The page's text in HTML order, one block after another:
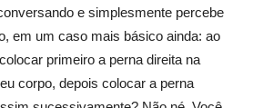
e simplesmente percebe
em um caso mais básico ainda: ao
primeiro a perna direita na
corpo, depois colocar a perna